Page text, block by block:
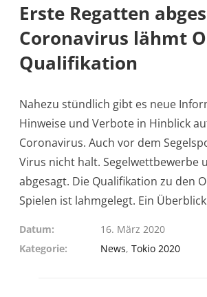
Erste Regatten
Coronavirus lähmt
Qualifikation
Nahezu stündlich gibt es neue
Hinweise und Verbote in Hinblick
Coronavirus. Auch vor dem
Virus nicht halt. Segelwettbewerbe
abgesagt. Die Qualifikation zu den
Spielen ist lahmgelegt. Ein
Datum
16. März 2020
Kategorie
News, Tokio 2020